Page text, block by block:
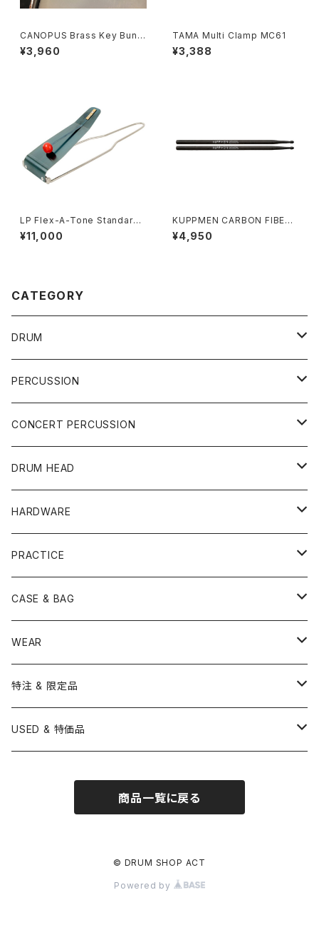
CANOPUS Brass Key Bundl
e Muffler KM-1 柏倉隆史 共
同開発
¥3,960
TAMA Multi Clamp MC61
¥3,388
LP Flex-A-Tone Standard
LP1-5
¥11,000
KUPPMEN CARBON FIBER
DRUMSTICKS CFDS5B
¥4,950
CATEGORY
DRUM
DRUM SET
YAMAHA
PEARL
SNARE
TAMA
PEARL
LUDWIG
GRETSCH
CYMBAL
ZILDJIAN
SABIAN
ISTANBUL MEHMET
ACCESSORY
MUTE
BEATER
STICK
DRUM STICK
MARCHING STICK
ELECTRICK DRUM
PERCUSSION
CAJON
CONGA
BONGO
TABLA BONGO
DJEMBE
DARBUKA
PANDEIRO
TAMBORIM
HAND PAN
TAMBOURINE
CONCERT PERCUSSION
CONCERT SNARE
CONCERT CYMBAL
PAIR CYMBAL
SUSPENDED CYMBAL
小物楽器
TAMBORIN
TRAIANGLE
STICK
MALLET
MARIMBA
VIBRAPHONE
楽譜
打楽器ソロ
GONG
DRUM HEAD
SNARE HEAD
REMO
EVANS
TOM HEAD
6" HEAD
8" HEAD
BASS DRUM HEAD
18" HEAD
20" HEAD
OTHER HEAD
HARDWARE
Cymbal Stands
Boom Stand
Straight Stand
Snare Stands
Hi-Hat Stands
Drum Pedals
Single Pedal
Hadware Kits
Clamps&Attachment
PRACTICE
CYMBAL
PAD
BOOK ＆ MOVIE
Rhythm & Drums magazine
CASE & BAG
STICK BAG
Link of Happiness
CYMBAL CASE
PERCUSSION CASE
ACCESSORY
WEAR
BURR FINE COFFEE
HI-HAT
特注 & 限定品
ZIldjian 選定シンバル
2024年Pearl台湾ファクトリーツアー記念品
2024年トルコツアーシンバル
USED & 特価品
商品一覧に戻る
© DRUM SHOP ACT
Powered by